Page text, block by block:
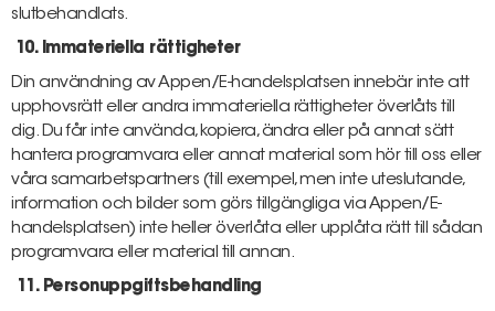
slutbehandlats.
10. Immateriella rättigheter
Din användning av Appen/E-handelsplatsen innebär inte att
upphovsrätt eller andra immateriella rättigheter överlåts till
dig. Du får inte använda, kopiera, ändra eller på annat sätt
hantera programvara eller annat material som hör till oss eller
våra samarbetspartners (till exempel, men inte uteslutande,
information och bilder som görs tillgängliga via Appen/E-
handelsplatsen) inte heller överlåta eller upplåta rätt till sådan
programvara eller material till annan.
11. Personuppgiftsbehandling